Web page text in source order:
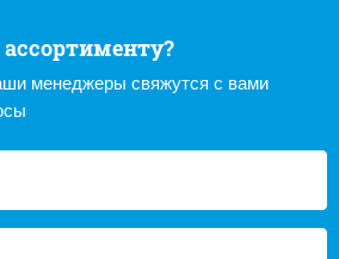
менеджеры свяжутся с вами